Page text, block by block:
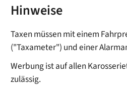
Hinweise
Taxen müssen mit einem
("Taxameter") und einer
Werbung ist auf allen
zulässig.